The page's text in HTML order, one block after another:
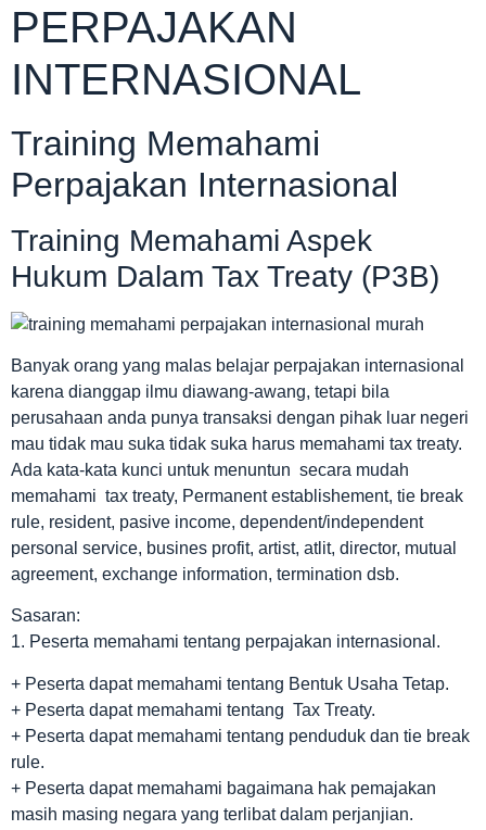
PERPAJAKAN
INTERNASIONAL
Training Memahami
Perpajakan Internasional
Training Memahami Aspek
Hukum Dalam Tax Treaty (P3B)
Banyak orang yang malas belajar perpajakan internasional
karena dianggap ilmu diawang-awang, tetapi bila
perusahaan anda punya transaksi dengan pihak luar negeri
mau tidak mau suka tidak suka harus memahami tax treaty.
Ada kata-kata kunci untuk menuntun secara mudah
memahami tax treaty, Permanent establishement, tie break
rule, resident, pasive income, dependent/independent
personal service, busines profit, artist, atlit, director, mutual
agreement, exchange information, termination dsb.
Sasaran:
1. Peserta memahami tentang perpajakan internasional.
+ Peserta dapat memahami tentang Bentuk Usaha Tetap.
+ Peserta dapat memahami tentang Tax Treaty.
+ Peserta dapat memahami tentang penduduk dan tie break
rule.
+ Peserta dapat memahami bagaimana hak pemajakan
masih masing negara yang terlibat dalam perjanjian.